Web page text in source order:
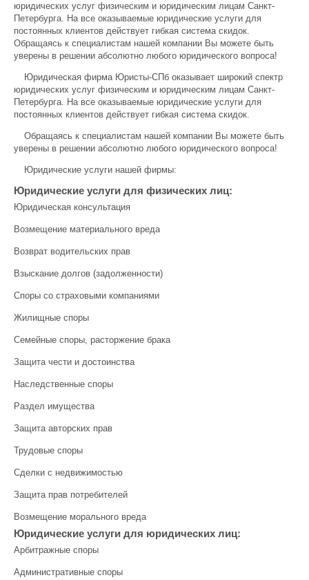
юридических услуг физическим и юридическим лицам Санкт-
Петербурга. На все оказываемые юридические услуги для
постоянных клиентов действует гибкая система скидок.
Обращаясь к специалистам нашей компании Вы можете быть
уверены в решении абсолютно любого юридического вопроса!
Юридическая фирма Юристы-СПб оказывает широкий спектр
юридических услуг физическим и юридическим лицам Санкт-
Петербурга. На все оказываемые юридические услуги для
постоянных клиентов действует гибкая система скидок.
Обращаясь к специалистам нашей компании Вы можете быть
уверены в решении абсолютно любого юридического вопроса!
Юридические услуги нашей фирмы:
Юридические услуги для физических лиц:
Юридическая консультация
Возмещение материального вреда
Возврат водительских прав
Взыскание долгов (задолженности)
Споры со страховыми компаниями
Жилищные споры
Семейные споры, расторжение брака
Защита чести и достоинства
Наследственные споры
Раздел имущества
Защита авторских прав
Трудовые споры
Сделки с недвижимостью
Защита прав потребителей
Возмещение морального вреда
Юридические услуги для юридических лиц:
Арбитражные споры
Административные споры